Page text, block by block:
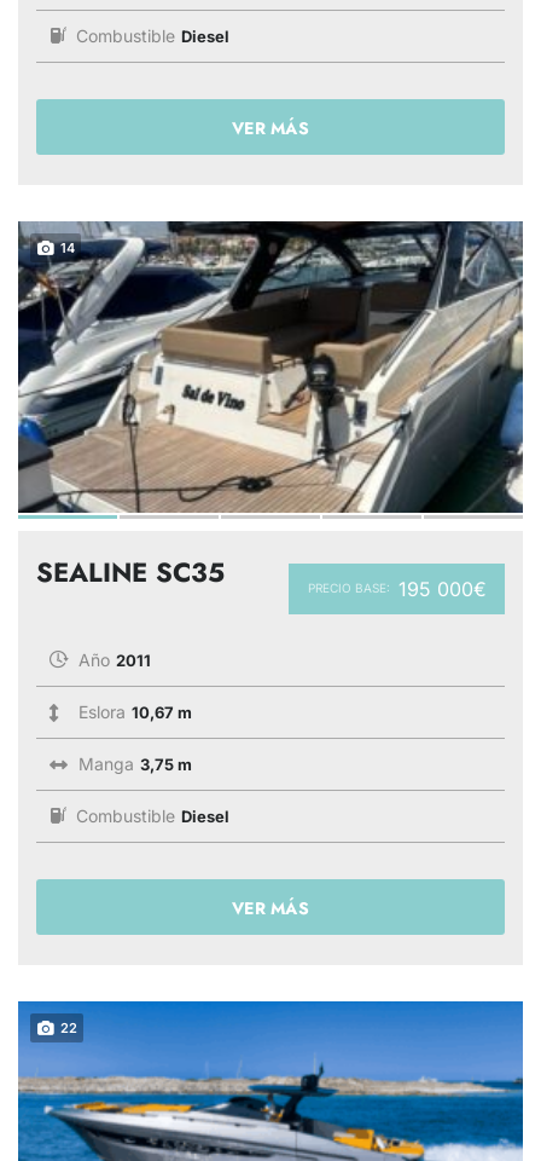
Combustible Diesel
VER MÁS
14
PRECIO BASE: 195 000€
SEALINE SC35
Año 2011
Eslora 10,67 m
Manga 3,75 m
Combustible Diesel
VER MÁS
22